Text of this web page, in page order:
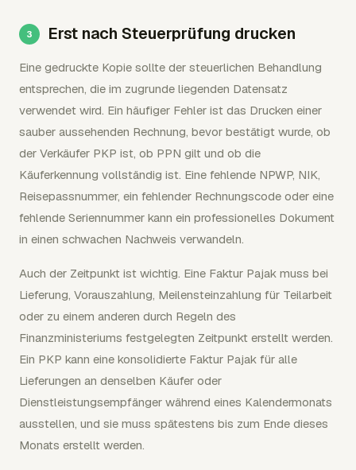
Erst nach Steuerprüfung drucken
Eine gedruckte Kopie sollte der steuerlichen Behandlung
entsprechen, die im zugrunde liegenden Datensatz
verwendet wird. Ein häufiger Fehler ist das Drucken einer
sauber aussehenden Rechnung, bevor bestätigt wurde, ob
der Verkäufer PKP ist, ob PPN gilt und ob die
Käuferkennung vollständig ist. Eine fehlende NPWP, NIK,
Reisepassnummer, ein fehlender Rechnungscode oder eine
fehlende Seriennummer kann ein professionelles Dokument
in einen schwachen Nachweis verwandeln.
Auch der Zeitpunkt ist wichtig. Eine Faktur Pajak muss bei
Lieferung, Vorauszahlung, Meilensteinzahlung für Teilarbeit
oder zu einem anderen durch Regeln des
Finanzministeriums festgelegten Zeitpunkt erstellt werden.
Ein PKP kann eine konsolidierte Faktur Pajak für alle
Lieferungen an denselben Käufer oder
Dienstleistungsempfänger während eines Kalendermonats
ausstellen, und sie muss spätestens bis zum Ende dieses
Monats erstellt werden.